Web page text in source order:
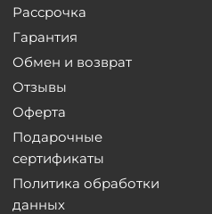
Рассрочка
Гарантия
Обмен и возврат
Отзывы
Оферта
Подарочные
сертификаты
Политика обработки
данных